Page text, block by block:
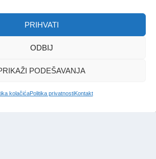
PRIHVATI
ODBIJ
PODEŠAVANJA
kolačićaPolitika privatnostiKontakt